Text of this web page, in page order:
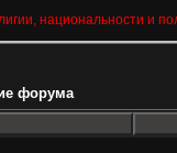
национальности и
форума